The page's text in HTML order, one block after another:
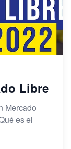
Libre
Mercado
es el